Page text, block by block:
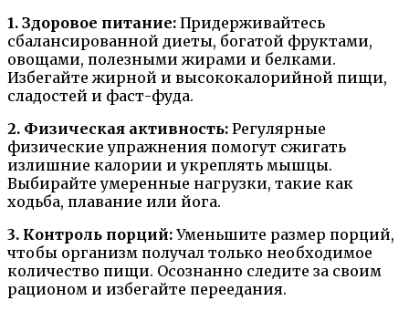
1. Здоровое питание: Придерживайтесь
сбалансированной диеты, богатой фруктами,
овощами, полезными жирами и белками.
Избегайте жирной и высококалорийной пищи,
сладостей и фаст-фуда.
2. Физическая активность: Регулярные
физические упражнения помогут сжигать
излишние калории и укреплять мышцы.
Выбирайте умеренные нагрузки, такие как
ходьба, плавание или йога.
3. Контроль порций: Уменьшите размер порций,
чтобы организм получал только необходимое
количество пищи. Осознанно следите за своим
рационом и избегайте переедания.